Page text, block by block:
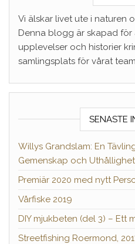
Vi älskar livet ute i naturen
Denna blogg är skapad för
upplevelser och historier
samlingsplats för vårat
SENASTE
Willys Grandslam: En
Gemenskap och Uthållighet
Premiär 2020 med nytt
Vårfiske 2019
DIY mjukbeten (del 3) – Ett
Streetfishing Roermond,